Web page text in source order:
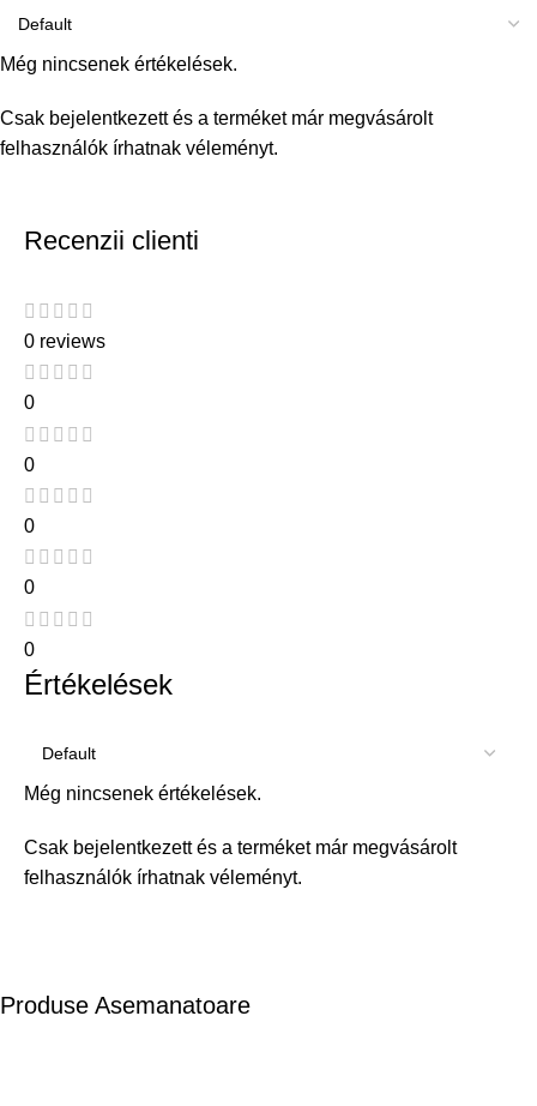
Még nincsenek értékelések.
Csak bejelentkezett és a terméket már megvásárolt
felhasználók írhatnak véleményt.
Recenzii clienti
0 reviews
0
0
0
0
0
Értékelések
Még nincsenek értékelések.
Csak bejelentkezett és a terméket már megvásárolt
felhasználók írhatnak véleményt.
Produse Asemanatoare